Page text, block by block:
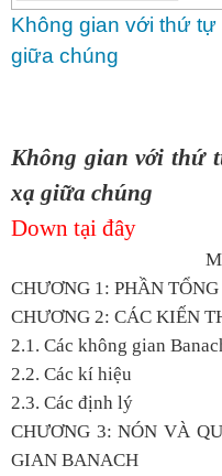
Không gian với thứ
giữa chúng
Không gian với thứ
xạ giữa chúng
Down tại đây
CHƯƠNG 1: PHẦN
CHƯƠNG 2: CÁC KIẾN
2.1. Các không gian
2.2. Các kí hiệu
2.3. Các định lý
CHƯƠNG 3: NÓN VÀ
GIAN BANACH